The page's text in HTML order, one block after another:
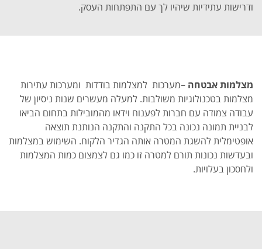
ודרישות עתידיות שיהיו לך עם התפתחות העסק.
מצלמות אבטחה –מערכות למצלמות בודדות ומערכות עתירות
מצלמות בטכנולוגיות משולבות. למעלה מעשרים שנות ניסיון של
עבודה צמודה עם חברות לפענוח וידאו מהמובילות בתחום הביאו
לבניית תמונה נכונה בכל התקנה והתקנה הנותנת תוצאה
אופטימלית להשגת המטרה אותה הגדיר הלקוח. השימוש במצלמות
ובעדשות נכונות תורם למטרה זו כמו גם לצמצום כמות המצלמות
ולחסכון בעלויות.